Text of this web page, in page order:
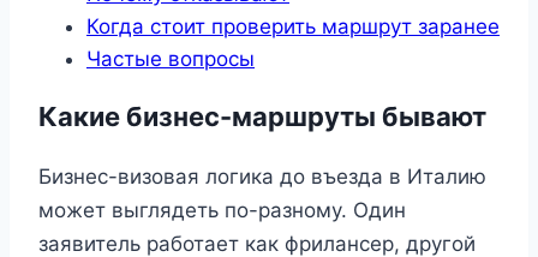
Когда стоит проверить маршрут заранее
Частые вопросы
Какие бизнес-маршруты бывают
Бизнес-визовая логика до въезда в Италию
может выглядеть по-разному. Один
заявитель работает как фрилансер, другой